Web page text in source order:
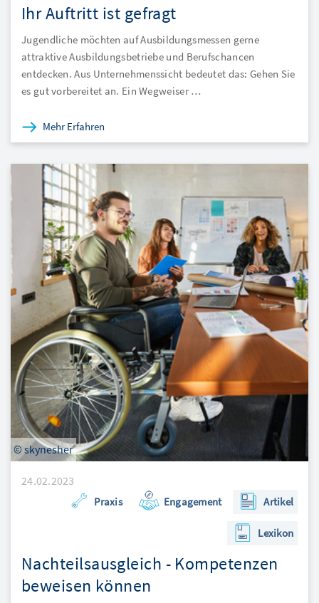
Ihr Auftritt ist gefragt
Jugendliche möchten auf Ausbildungsmessen gerne
attraktive Ausbildungsbetriebe und Berufschancen
entdecken. Aus Unternehmenssicht bedeutet das: Gehen Sie
es gut vorbereitet an. Ein Wegweiser …
Mehr Erfahren
© skynesher
24.02.2023
Praxis Engagement Artikel
Lexikon
Nachteilsausgleich - Kompetenzen
beweisen können